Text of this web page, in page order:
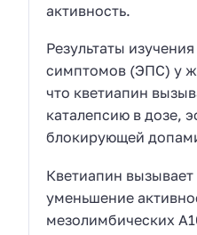
активность.
Результаты
симптомов (ЭПС) у
что кветиапин
каталепсию в дозе,
блокирующей
Кветиапин вызывает
уменьшение
мезолимбических